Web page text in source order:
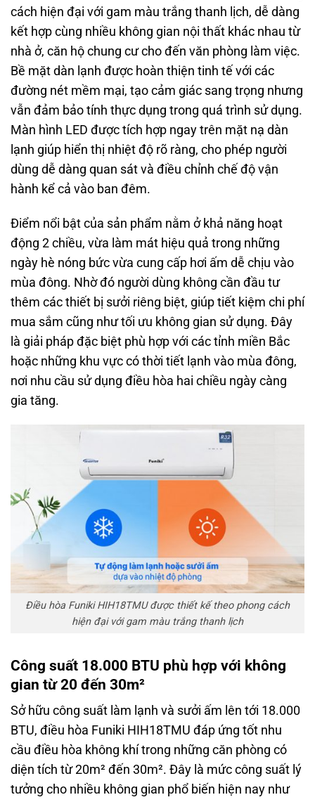
cách hiện đại với gam màu trắng thanh lịch, dễ dàng
kết hợp cùng nhiều không gian nội thất khác nhau từ
nhà ở, căn hộ chung cư cho đến văn phòng làm việc.
Bề mặt dàn lạnh được hoàn thiện tinh tế với các
đường nét mềm mại, tạo cảm giác sang trọng nhưng
vẫn đảm bảo tính thực dụng trong quá trình sử dụng.
Màn hình LED được tích hợp ngay trên mặt nạ dàn
lạnh giúp hiển thị nhiệt độ rõ ràng, cho phép người
dùng dễ dàng quan sát và điều chỉnh chế độ vận
hành kể cả vào ban đêm.
Điểm nổi bật của sản phẩm nằm ở khả năng hoạt
động 2 chiều, vừa làm mát hiệu quả trong những
ngày hè nóng bức vừa cung cấp hơi ấm dễ chịu vào
mùa đông. Nhờ đó người dùng không cần đầu tư
thêm các thiết bị sưởi riêng biệt, giúp tiết kiệm chi phí
mua sắm cũng như tối ưu không gian sử dụng. Đây
là giải pháp đặc biệt phù hợp với các tỉnh miền Bắc
hoặc những khu vực có thời tiết lạnh vào mùa đông,
nơi nhu cầu sử dụng điều hòa hai chiều ngày càng
gia tăng.
Điều hòa Funiki HIH18TMU được thiết kế theo phong cách
hiện đại với gam màu trắng thanh lịch
Công suất 18.000 BTU phù hợp với không
gian từ 20 đến 30m²
Sở hữu công suất làm lạnh và sưởi ấm lên tới 18.000
BTU, điều hòa Funiki HIH18TMU đáp ứng tốt nhu
cầu điều hòa không khí trong những căn phòng có
diện tích từ 20m² đến 30m². Đây là mức công suất lý
tưởng cho nhiều không gian phổ biến hiện nay như